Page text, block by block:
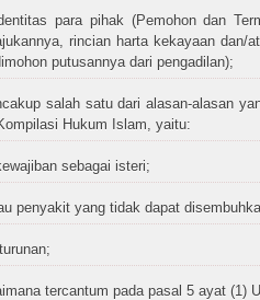
para pihak (Pemohon dan
rincian harta kekayaan dan/
putusannya dari pengadilan);
salah satu dari alasan-alasan
Hukum Islam, yaitu:
sebagai isteri;
penyakit yang tidak dapat
tercantum pada pasal 5 ayat (1)